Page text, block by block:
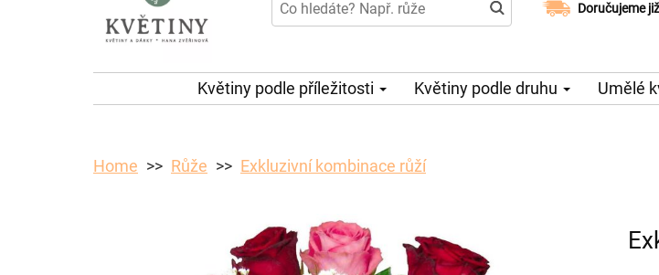
Doručujeme
Možný výběr
Květiny podle příležitosti Květiny podle druhu Umělé
Home Růže Exkluzivní kombinace růží